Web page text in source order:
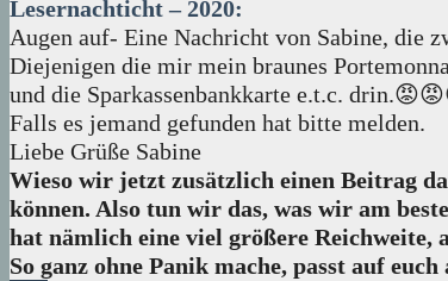
Lesernachticht – 2020:
Augen auf- Eine Nachricht von Sabine, die
Diejenigen die mir mein braunes
und die Sparkassenbankkarte e.t.c.
Falls es jemand gefunden hat bitte melden.
Liebe Grüße Sabine
Wieso wir jetzt zusätzlich einen Beitrag
können. Also tun wir das, was wir am
hat nämlich eine viel größere Reichweite,
So ganz ohne Panik mache, passt auf